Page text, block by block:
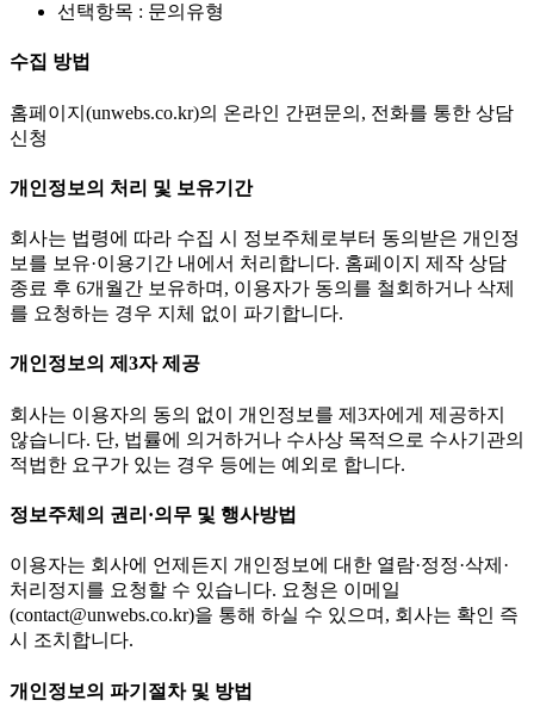
선택항목 : 문의유형
수집 방법
홈페이지(unwebs.co.kr)의 온라인 간편문의, 전화를 통한 상담
신청
개인정보의 처리 및 보유기간
회사는 법령에 따라 수집 시 정보주체로부터 동의받은 개인정
보를 보유·이용기간 내에서 처리합니다. 홈페이지 제작 상담
종료 후 6개월간 보유하며, 이용자가 동의를 철회하거나 삭제
를 요청하는 경우 지체 없이 파기합니다.
개인정보의 제3자 제공
회사는 이용자의 동의 없이 개인정보를 제3자에게 제공하지
않습니다. 단, 법률에 의거하거나 수사상 목적으로 수사기관의
적법한 요구가 있는 경우 등에는 예외로 합니다.
정보주체의 권리·의무 및 행사방법
이용자는 회사에 언제든지 개인정보에 대한 열람·정정·삭제·
처리정지를 요청할 수 있습니다. 요청은 이메일
(contact@unwebs.co.kr)을 통해 하실 수 있으며, 회사는 확인 즉
시 조치합니다.
개인정보의 파기절차 및 방법